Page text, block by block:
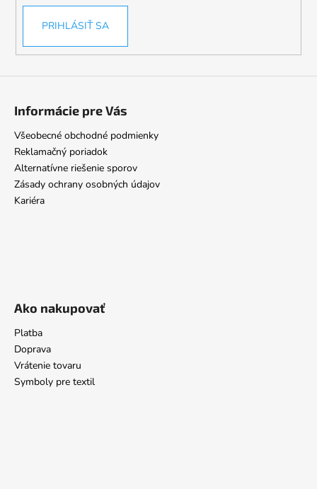
PRIHLÁSIŤ SA
Informácie pre Vás
Všeobecné obchodné podmienky
Reklamačný poriadok
Alternatívne riešenie sporov
Zásady ochrany osobných údajov
Kariéra
Ako nakupovať
Platba
Doprava
Vrátenie tovaru
Symboly pre textil